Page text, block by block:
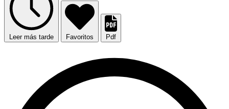
Leer más tarde Favoritos Pdf